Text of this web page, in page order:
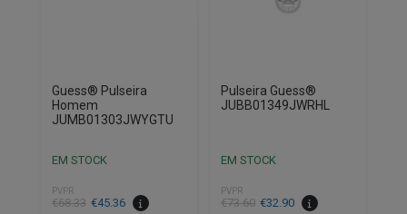
Guess® Pulseira
Homem
JUMB01303JWYGTU
EM STOCK
PVPR
€68.33
O
€45.36
O
Pulseira Guess®
JUBB01349JWRHL
EM STOCK
PVPR
€73.60
O
€32.90
O